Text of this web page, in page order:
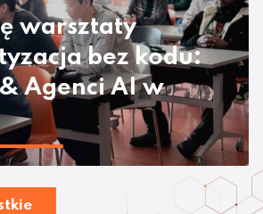
warsztaty
bez kodu:
Agenci AI w